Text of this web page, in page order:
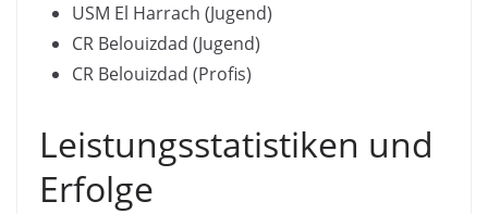
USM El Harrach (Jugend)
CR Belouizdad (Jugend)
CR Belouizdad (Profis)
Leistungsstatistiken und
Erfolge